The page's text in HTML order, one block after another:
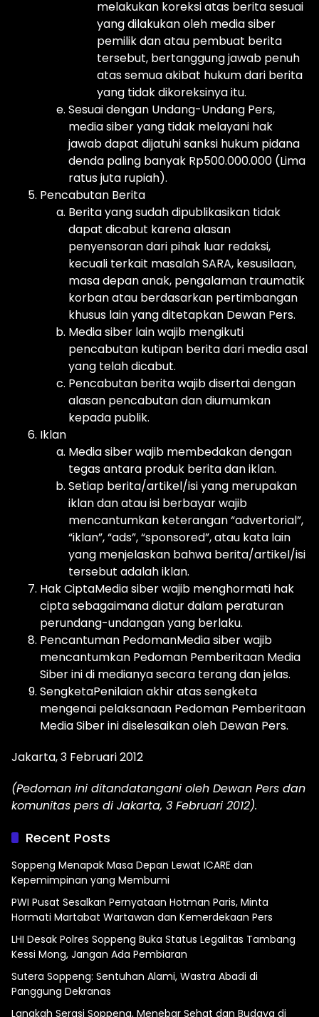
melakukan koreksi atas berita sesuai
yang dilakukan oleh media siber
pemilik dan atau pembuat berita
tersebut, bertanggung jawab penuh
atas semua akibat hukum dari berita
yang tidak dikoreksinya itu.
Sesuai dengan Undang-Undang Pers,
media siber yang tidak melayani hak
jawab dapat dijatuhi sanksi hukum pidana
denda paling banyak Rp500.000.000 (Lima
ratus juta rupiah).
Pencabutan Berita
Berita yang sudah dipublikasikan tidak
dapat dicabut karena alasan
penyensoran dari pihak luar redaksi,
kecuali terkait masalah SARA, kesusilaan,
masa depan anak, pengalaman traumatik
korban atau berdasarkan pertimbangan
khusus lain yang ditetapkan Dewan Pers.
Media siber lain wajib mengikuti
pencabutan kutipan berita dari media asal
yang telah dicabut.
Pencabutan berita wajib disertai dengan
alasan pencabutan dan diumumkan
kepada publik.
Iklan
Media siber wajib membedakan dengan
tegas antara produk berita dan iklan.
Setiap berita/artikel/isi yang merupakan
iklan dan atau isi berbayar wajib
mencantumkan keterangan “advertorial”,
“iklan”, “ads”, “sponsored”, atau kata lain
yang menjelaskan bahwa berita/artikel/isi
tersebut adalah iklan.
Hak CiptaMedia siber wajib menghormati hak
cipta sebagaimana diatur dalam peraturan
perundang-undangan yang berlaku.
Pencantuman PedomanMedia siber wajib
mencantumkan Pedoman Pemberitaan Media
Siber ini di medianya secara terang dan jelas.
SengketaPenilaian akhir atas sengketa
mengenai pelaksanaan Pedoman Pemberitaan
Media Siber ini diselesaikan oleh Dewan Pers.
Jakarta, 3 Februari 2012
(Pedoman ini ditandatangani oleh Dewan Pers dan
komunitas pers di Jakarta, 3 Februari 2012).
Recent Posts
Soppeng Menapak Masa Depan Lewat ICARE dan
Kepemimpinan yang Membumi
PWI Pusat Sesalkan Pernyataan Hotman Paris, Minta
Hormati Martabat Wartawan dan Kemerdekaan Pers
LHI Desak Polres Soppeng Buka Status Legalitas Tambang
Kessi Mong, Jangan Ada Pembiaran
Sutera Soppeng: Sentuhan Alami, Wastra Abadi di
Panggung Dekranas
Langkah Serasi Soppeng, Menebar Sehat dan Budaya di